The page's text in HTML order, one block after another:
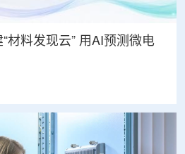
材料发现云” 用AI预测微电